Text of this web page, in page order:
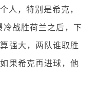
人，特别是希克，
战胜荷兰之后，下
强大，两队谁取胜
果希克再进球，他